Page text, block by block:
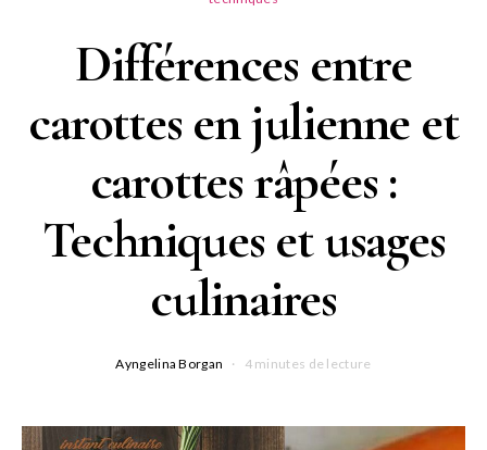
Différences entre
carottes en julienne et
carottes râpées :
Techniques et usages
culinaires
Ayngelina Borgan 4 minutes de lecture